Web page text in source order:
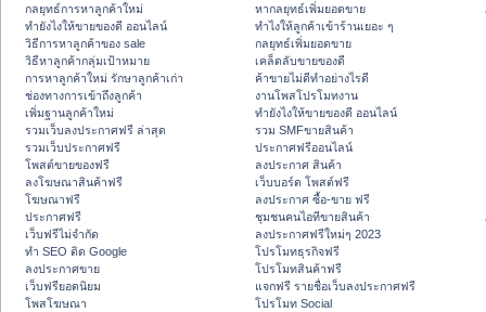
กลยุทธ์การหาลูกค้าใหม่
ทํายังไงให้ขายของดี ออนไลน์
วิธีการหาลูกค้าของ sale
วิธีหาลูกค้ากลุ่มเป้าหมาย
การหาลูกค้าใหม่ รักษาลูกค้าเก่า
ช่องทางการเข้าถึงลูกค้า
เพิ่มฐานลูกค้าใหม่
รวมเว็บลงประกาศฟรี ล่าสุด
รวมเว็บประกาศฟรี
โพสต์ขายของฟรี
ลงโฆษณาสินค้าฟรี
โฆษณาฟรี
ประกาศฟรี
เว็บฟรีไม่จำกัด
ทำ SEO ติด Google
ลงประกาศขาย
เว็บฟรียอดนิยม
โพสโฆษณา
หากลยุทธ์เพิ่มยอดขาย
ทําไงให้ลูกค้าเข้าร้านเยอะ ๆ
กลยุทธ์เพิ่มยอดขาย
เคล็ดลับขายของดี
ค้าขายไม่ดีทำอย่างไรดี
งานโพสโปรโมทงาน
ทํายังไงให้ขายของดี ออนไลน์
รวม SMFขายสินค้า
ประกาศฟรีออนไลน์
ลงประกาศ สินค้า
เว็บบอร์ด โพสต์ฟรี
ลงประกาศ ซื้อ-ขาย ฟรี
ชุมชนคนไอทีขายสินค้า
ลงประกาศฟรีใหม่ๆ 2023
โปรโมทธุรกิจฟรี
โปรโมทสินค้าฟรี
แจกฟรี รายชื่อเว็บลงประกาศฟรี
โปรโมท Social